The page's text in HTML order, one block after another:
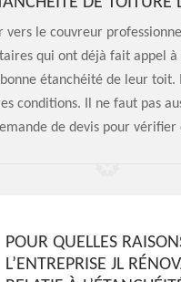
vers le couvreur
qui ont déjà fait appel
étanchéité de leur toit.
conditions. Il ne faut pas
de devis pour vérifier
POUR QUELLES
L’ENTREPRISE JL